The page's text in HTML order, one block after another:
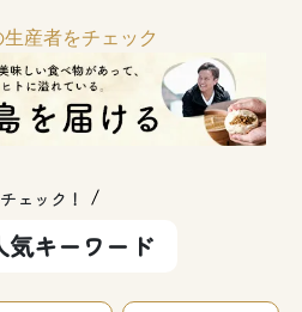
産者をチェック
ェック！
気キーワード